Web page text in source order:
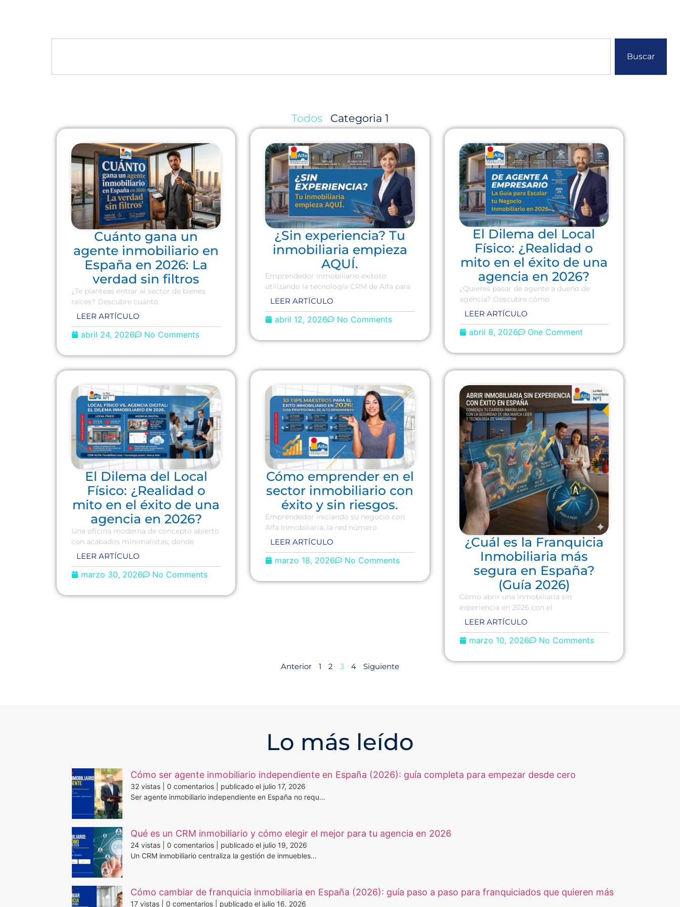
Buscar
Categoria 1
Todos
Cuánto gana un
agente inmobiliario en
España en 2026: La
verdad sin filtros
¿Te planteas entrar al sector de bienes
raíces? Descubre cuánto
LEER ARTÍCULO
abril 24, 2026 No Comments
¿Sin experiencia? Tu
inmobiliaria empieza
AQUÍ.
Emprendedor inmobiliario exitoso
utilizando la tecnología CRM de Alfa para
LEER ARTÍCULO
abril 12, 2026 No Comments
El Dilema del Local
Físico: ¿Realidad o
mito en el éxito de una
agencia en 2026?
¿Quieres pasar de agente a dueño de
agencia? Descubre cómo
LEER ARTÍCULO
abril 8, 2026 One Comment
El Dilema del Local
Físico: ¿Realidad o
mito en el éxito de una
agencia en 2026?
Una oficina moderna de concepto abierto
con acabados minimalistas, donde
LEER ARTÍCULO
marzo 30, 2026 No Comments
Cómo emprender en el
sector inmobiliario con
éxito y sin riesgos.
Emprendedor iniciando su negocio con
Alfa Inmobiliaria, la red número
LEER ARTÍCULO
marzo 18, 2026 No Comments
¿Cuál es la Franquicia
Inmobiliaria más
segura en España?
(Guía 2026)
Cómo abrir una inmobiliaria sin
experiencia en 2026 con el
LEER ARTÍCULO
marzo 10, 2026 No Comments
Anterior 1 2 3 4 Siguiente
Lo más leído
Cómo ser agente inmobiliario independiente en España (2026): guía completa para empezar desde cero
32 vistas 0 comentarios
publicado el julio 17, 2026
Ser agente inmobiliario independiente en España no requ...
Qué es un CRM inmobiliario y cómo elegir el mejor para tu agencia en 2026
24 vistas 0 comentarios
publicado el julio 19, 2026
Un CRM inmobiliario centraliza la gestión de inmuebles...
Cómo cambiar de franquicia inmobiliaria en España (2026): guía paso a paso para franquiciados que quieren más
17 vistas 0 comentarios publicado el julio 16, 2026